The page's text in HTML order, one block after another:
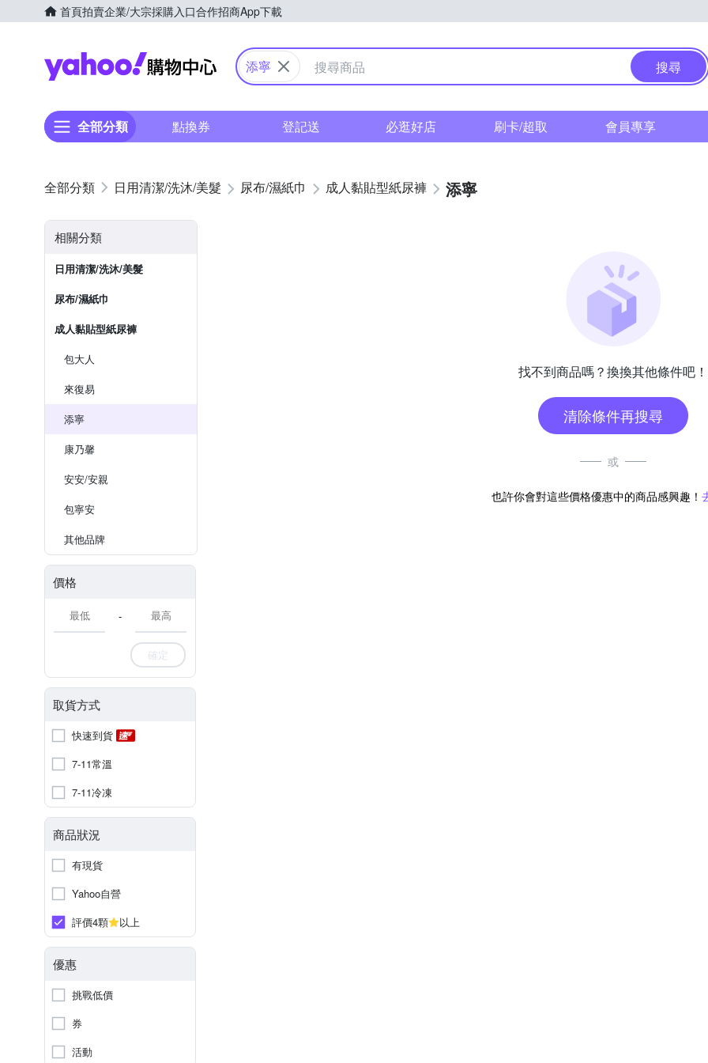
首頁拍賣企業/大宗採購入口合作招商App下載
Yahoo購物中心
添寧 搜尋
全部分類 點換券 登記送 必逛好店 刷卡/超取 會員專享
日用清潔/洗沐/美髮 尿布/濕紙巾 成人黏貼型紙尿褲 添寧
相關分類
日用清潔/洗沐/美髮
尿布/濕紙巾
成人黏貼型紙尿褲
包大人
來復易
添寧
康乃馨
安安/安親
包寧安
其他品牌
價格
-
確定
取貨方式
快速到貨
7-11常溫
7-11冷凍
商品狀況
有現貨
Yahoo自營
評價4顆
以上
優惠
挑戰低價
券
活動
找不到商品嗎？換換其他條件吧！
清除條件再搜尋
或
也許你會對這些價格優惠中的商品感興趣！